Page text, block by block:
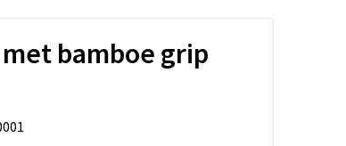
bamboe grip